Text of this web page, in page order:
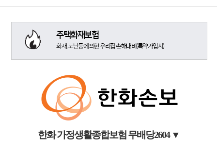
주택화재보험
화재, 도난등에 의한 우리집 손해대비(특약가입시)
한화 가정생활종합보험 무배당2604 ▼